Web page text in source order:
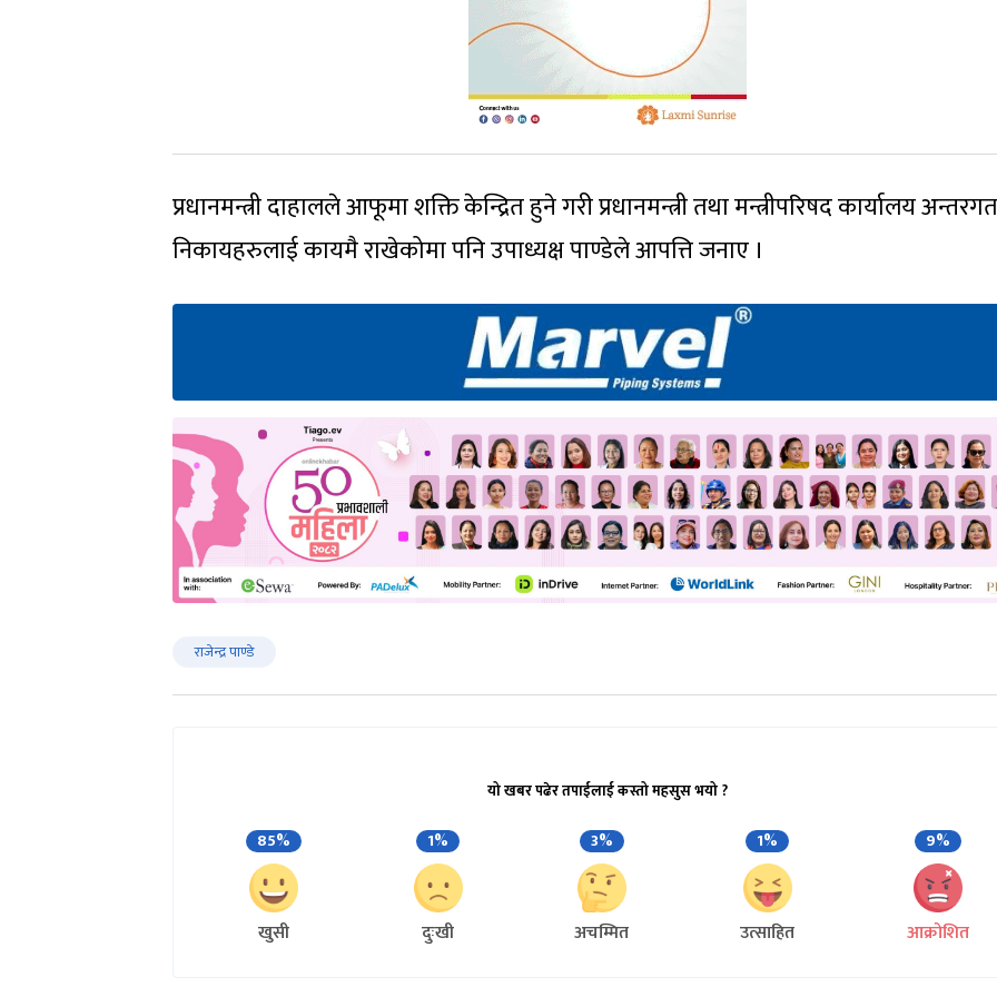
प्रधानमन्त्री दाहालले आफूमा शक्ति केन्द्रित हुने गरी प्रधानमन्त्री तथा मन्त्रीपरिषद कार्यालय अन्तरगत
निकायहरुलाई कायमै राखेकोमा पनि उपाध्यक्ष पाण्डेले आपत्ति जनाए ।
राजेन्द्र पाण्डे
यो खबर पढेर तपाईलाई कस्तो महसुस भयो ?
85%
खुसी
1%
दुःखी
3%
अचम्मित
1%
उत्साहित
9%
आक्रोशित